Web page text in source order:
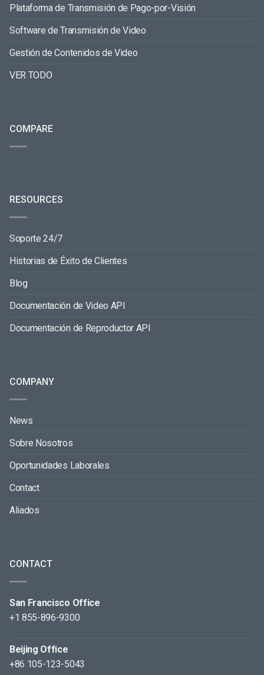
Plataforma de Transmisión de Pago-por-Visión
Software de Transmisión de Video
Gestión de Contenidos de Video
VER TODO
COMPARE
RESOURCES
Soporte 24/7
Historias de Éxito de Clientes
Blog
Documentación de Video API
Documentación de Reproductor API
COMPANY
News
Sobre Nosotros
Oportunidades Laborales
Contact
Aliados
CONTACT
San Francisco Office
+1 855-896-9300
Beijing Office
+86 105-123-5043